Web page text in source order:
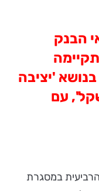
הבנק
'יציבה
עם
הרביעית במסגרת